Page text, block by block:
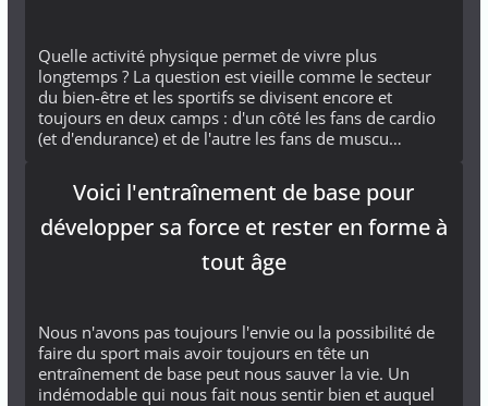
Quelle activité physique permet de vivre plus
longtemps ? La question est vieille comme le secteur
du bien-être et les sportifs se divisent encore et
toujours en deux camps : d'un côté les fans de cardio
(et d'endurance) et de l'autre les fans de muscu…
Voici l'entraînement de base pour
développer sa force et rester en forme à
tout âge
Nous n'avons pas toujours l'envie ou la possibilité de
faire du sport mais avoir toujours en tête un
entraînement de base peut nous sauver la vie. Un
indémodable qui nous fait nous sentir bien et auquel